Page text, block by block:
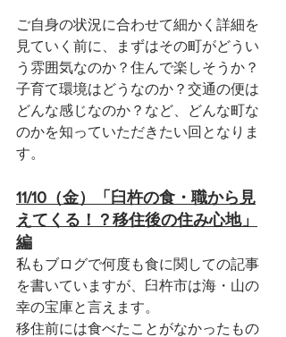
ご自身の状況に合わせて細かく詳細を
見ていく前に、まずはその町がどうい
う雰囲気なのか？住んで楽しそうか？
子育て環境はどうなのか？交通の便は
どんな感じなのか？など、どんな町な
のかを知っていただきたい回となりま
す。
11/10（金）「臼杵の食・職から見
えてくる！？移住後の住み心地」
編
私もブログで何度も食に関しての記事
を書いていますが、臼杵市は海・山の
幸の宝庫と言えます。
移住前には食べたことがなかったもの